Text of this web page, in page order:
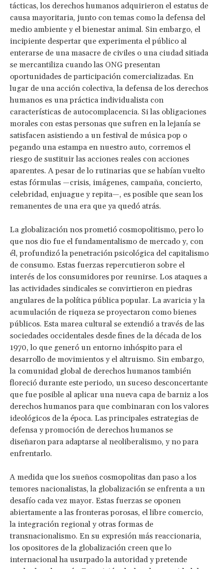
tácticas, los derechos humanos adquirieron el estatus de
causa mayoritaria, junto con temas como la defensa del
medio ambiente y el bienestar animal. Sin embargo, el
incipiente despertar que experimenta el público al
enterarse de una masacre de civiles o una ciudad sitiada
se mercantiliza cuando las ONG presentan
oportunidades de participación comercializadas. En
lugar de una acción colectiva, la defensa de los derechos
humanos es una práctica individualista con
características de autocomplacencia. Si las obligaciones
morales con estas personas que sufren en la lejanía se
satisfacen asistiendo a un festival de música pop o
pegando una estampa en nuestro auto, corremos el
riesgo de sustituir las acciones reales con acciones
aparentes. A pesar de lo rutinarias que se habían vuelto
estas fórmulas —crisis, imágenes, campaña, concierto,
celebridad, enjuague y repita—, es posible que sean los
remanentes de una era que ya quedó atrás.
La globalización nos prometió cosmopolitismo, pero lo
que nos dio fue el fundamentalismo de mercado y, con
él, profundizó la penetración psicológica del capitalismo
de consumo. Estas fuerzas repercutieron sobre el
interés de los consumidores por reunirse. Los ataques a
las actividades sindicales se convirtieron en piedras
angulares de la política pública popular. La avaricia y la
acumulación de riqueza se proyectaron como bienes
públicos. Esta marea cultural se extendió a través de las
sociedades occidentales desde fines de la década de los
1970, lo que generó un entorno inhóspito para el
desarrollo de movimientos y el altruismo. Sin embargo,
la comunidad global de derechos humanos también
floreció durante este periodo, un suceso desconcertante
que fue posible al aplicar una nueva capa de barniz a los
derechos humanos para que combinaran con los valores
ideológicos de la época. Las principales estrategias de
defensa y promoción de derechos humanos se
diseñaron para adaptarse al neoliberalismo, y no para
enfrentarlo.
A medida que los sueños cosmopolitas dan paso a los
temores nacionalistas, la globalización se enfrenta a un
desafío cada vez mayor. Estas fuerzas se oponen
abiertamente a las fronteras porosas, el libre comercio,
la integración regional y otras formas de
transnacionalismo. En su expresión más reaccionaria,
los opositores de la globalización creen que lo
internacional ha usurpado la autoridad y pretende